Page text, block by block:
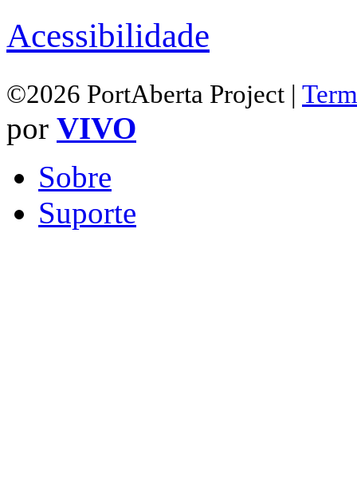
Acessibilidade
©2026 PortAberta Project |
por VIVO
Sobre
Suporte